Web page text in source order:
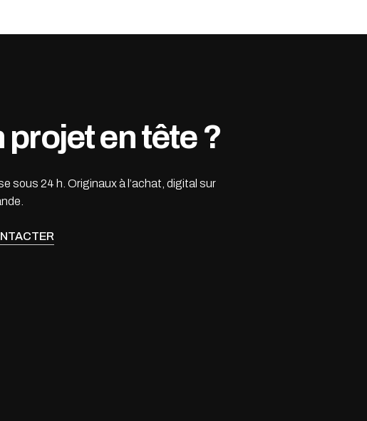
projet en tête ?
sous 24 h. Originaux à l’achat, digital sur